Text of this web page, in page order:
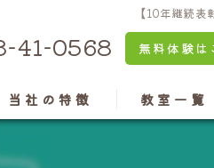
【10年継続
41-0568 無料体験は
当社の特徴
京都のパソコン教室
教室一覧